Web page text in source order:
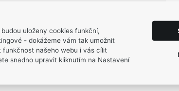
56, 58, 60, 62
uloženy cookies funkční,
- dokážeme vám tak umožnit
funkčnost našeho webu i vás cílit
snadno upravit kliknutím na Nastavení